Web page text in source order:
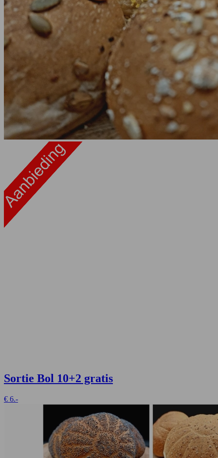
Sortie Bol 10+2 gratis
€ 6.-